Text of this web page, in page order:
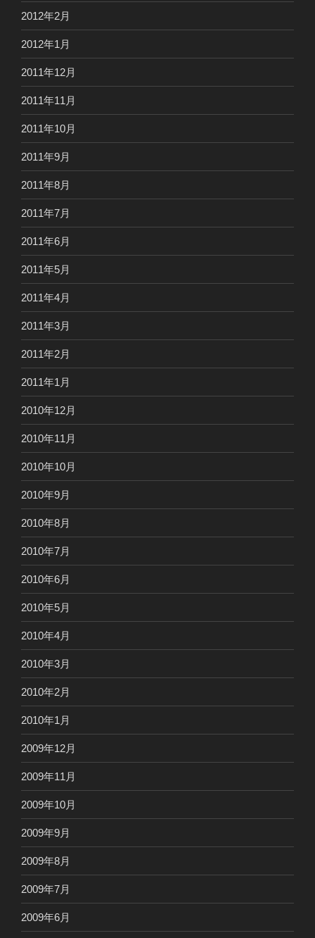
2012年2月
2012年1月
2011年12月
2011年11月
2011年10月
2011年9月
2011年8月
2011年7月
2011年6月
2011年5月
2011年4月
2011年3月
2011年2月
2011年1月
2010年12月
2010年11月
2010年10月
2010年9月
2010年8月
2010年7月
2010年6月
2010年5月
2010年4月
2010年3月
2010年2月
2010年1月
2009年12月
2009年11月
2009年10月
2009年9月
2009年8月
2009年7月
2009年6月